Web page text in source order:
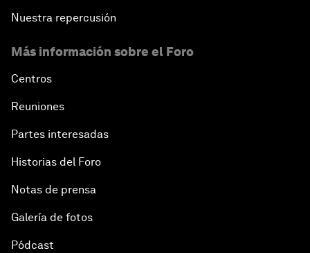
Nuestra repercusión
Más información sobre el Foro
Centros
Reuniones
Partes interesadas
Historias del Foro
Notas de prensa
Galería de fotos
Pódcast